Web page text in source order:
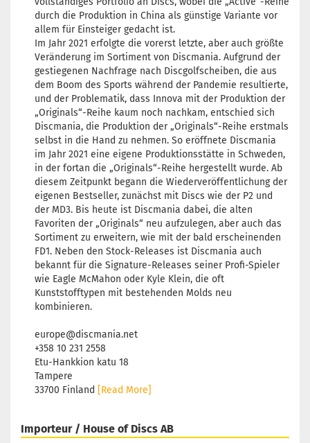
durch die Produktion in China als günstige Variante vor
allem für Einsteiger gedacht ist.
Im Jahr 2021 erfolgte die vorerst letzte, aber auch größte
Veränderung im Sortiment von Discmania. Aufgrund der
gestiegenen Nachfrage nach Discgolfscheiben, die aus
dem Boom des Sports während der Pandemie resultierte,
und der Problematik, dass Innova mit der Produktion der
„Originals“-Reihe kaum noch nachkam, entschied sich
Discmania, die Produktion der „Originals“-Reihe erstmals
selbst in die Hand zu nehmen. So eröffnete Discmania
im Jahr 2021 eine eigene Produktionsstätte in Schweden,
in der fortan die „Originals“-Reihe hergestellt wurde. Ab
diesem Zeitpunkt begann die Wiederveröffentlichung der
eigenen Bestseller, zunächst mit Discs wie der P2 und
der MD3. Bis heute ist Discmania dabei, die alten
Favoriten der „Originals“ neu aufzulegen, aber auch das
Sortiment zu erweitern, wie mit der bald erscheinenden
FD1. Neben den Stock-Releases ist Discmania auch
bekannt für die Signature-Releases seiner Profi-Spieler
wie Eagle McMahon oder Kyle Klein, die oft
Kunststofftypen mit bestehenden Molds neu
kombinieren.
europe@discmania.net
+358 10 231 2558
Etu-Hankkion katu 18
Tampere
33700 Finland [Read More]
Importeur / House of Discs AB